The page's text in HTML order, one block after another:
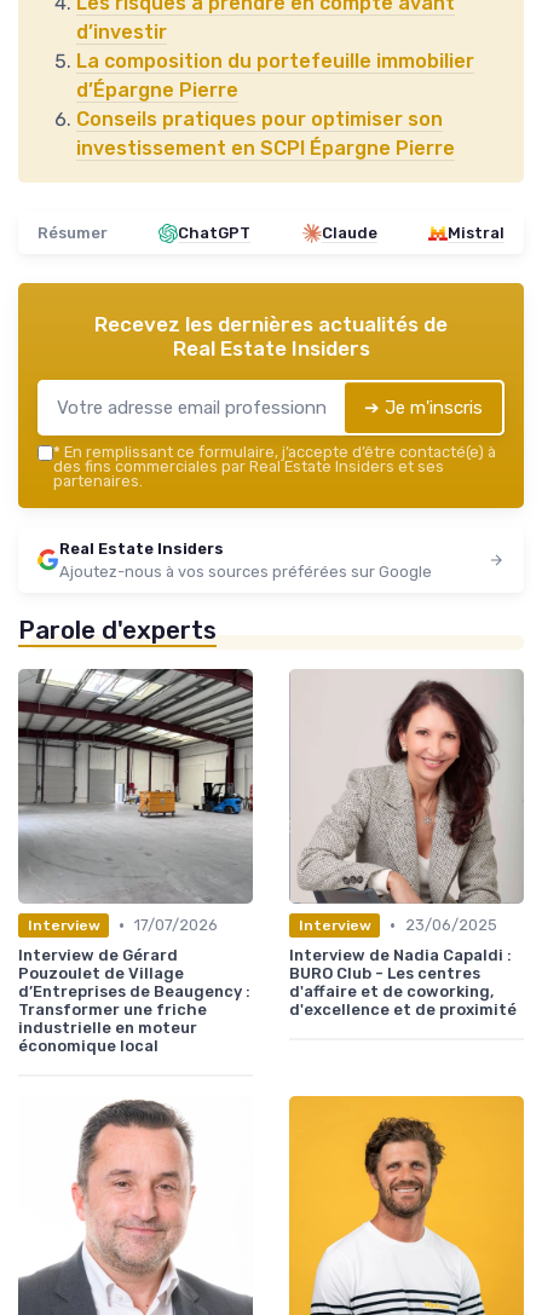
d’investir
La composition du portefeuille immobilier
d’Épargne Pierre
Conseils pratiques pour optimiser son
investissement en SCPI Épargne Pierre
Résumer ChatGPT Claude Mistral
Recevez les dernières actualités de
Real Estate Insiders
➔ Je m'inscris
* En remplissant ce formulaire, j’accepte d’être contacté(e) à
des fins commerciales par Real Estate Insiders et ses
partenaires.
Real Estate Insiders
Ajoutez-nous à vos sources préférées sur Google
Parole d'experts
Interview • 17/07/2026
Interview de Gérard
Pouzoulet de Village
d’Entreprises de Beaugency :
Transformer une friche
industrielle en moteur
économique local
Interview •
23/06/2025
Interview de Nadia Capaldi :
BURO Club - Les centres
d'affaire et de coworking,
d'excellence et de proximité